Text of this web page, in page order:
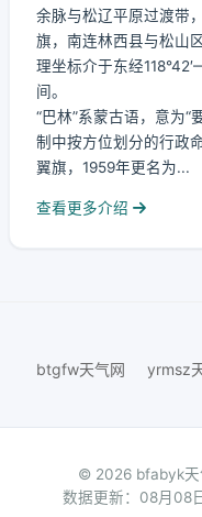
余脉与松辽平原过渡带
旗，南连林西县与松山
理坐标介于东经
间。
“巴林”系蒙古语，意为“
制中按方位划分的行政
翼旗，1959年更名为...
查看更多介绍
btgfw天气网
yrmsz
© 2026 bfabyk天
数据更新：08月08